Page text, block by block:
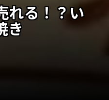
れる！？い
き